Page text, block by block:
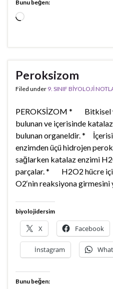
Bunu beğen:
Yükleniyor...
Peroksizom
Filed under 9. SINIF BİYOLOJİ
PEROKSİZOM * Bitkisel
bulunan ve içerisinde
bulunan organeldir. *
enzimden üçü hidrojen
sağlarken katalaz enzimi
parçalar. * H2O2 hücre
O2‘nin reaksiyona girmesini
biyolojidersim
X Facebook
İnstagram
Bunu beğen: